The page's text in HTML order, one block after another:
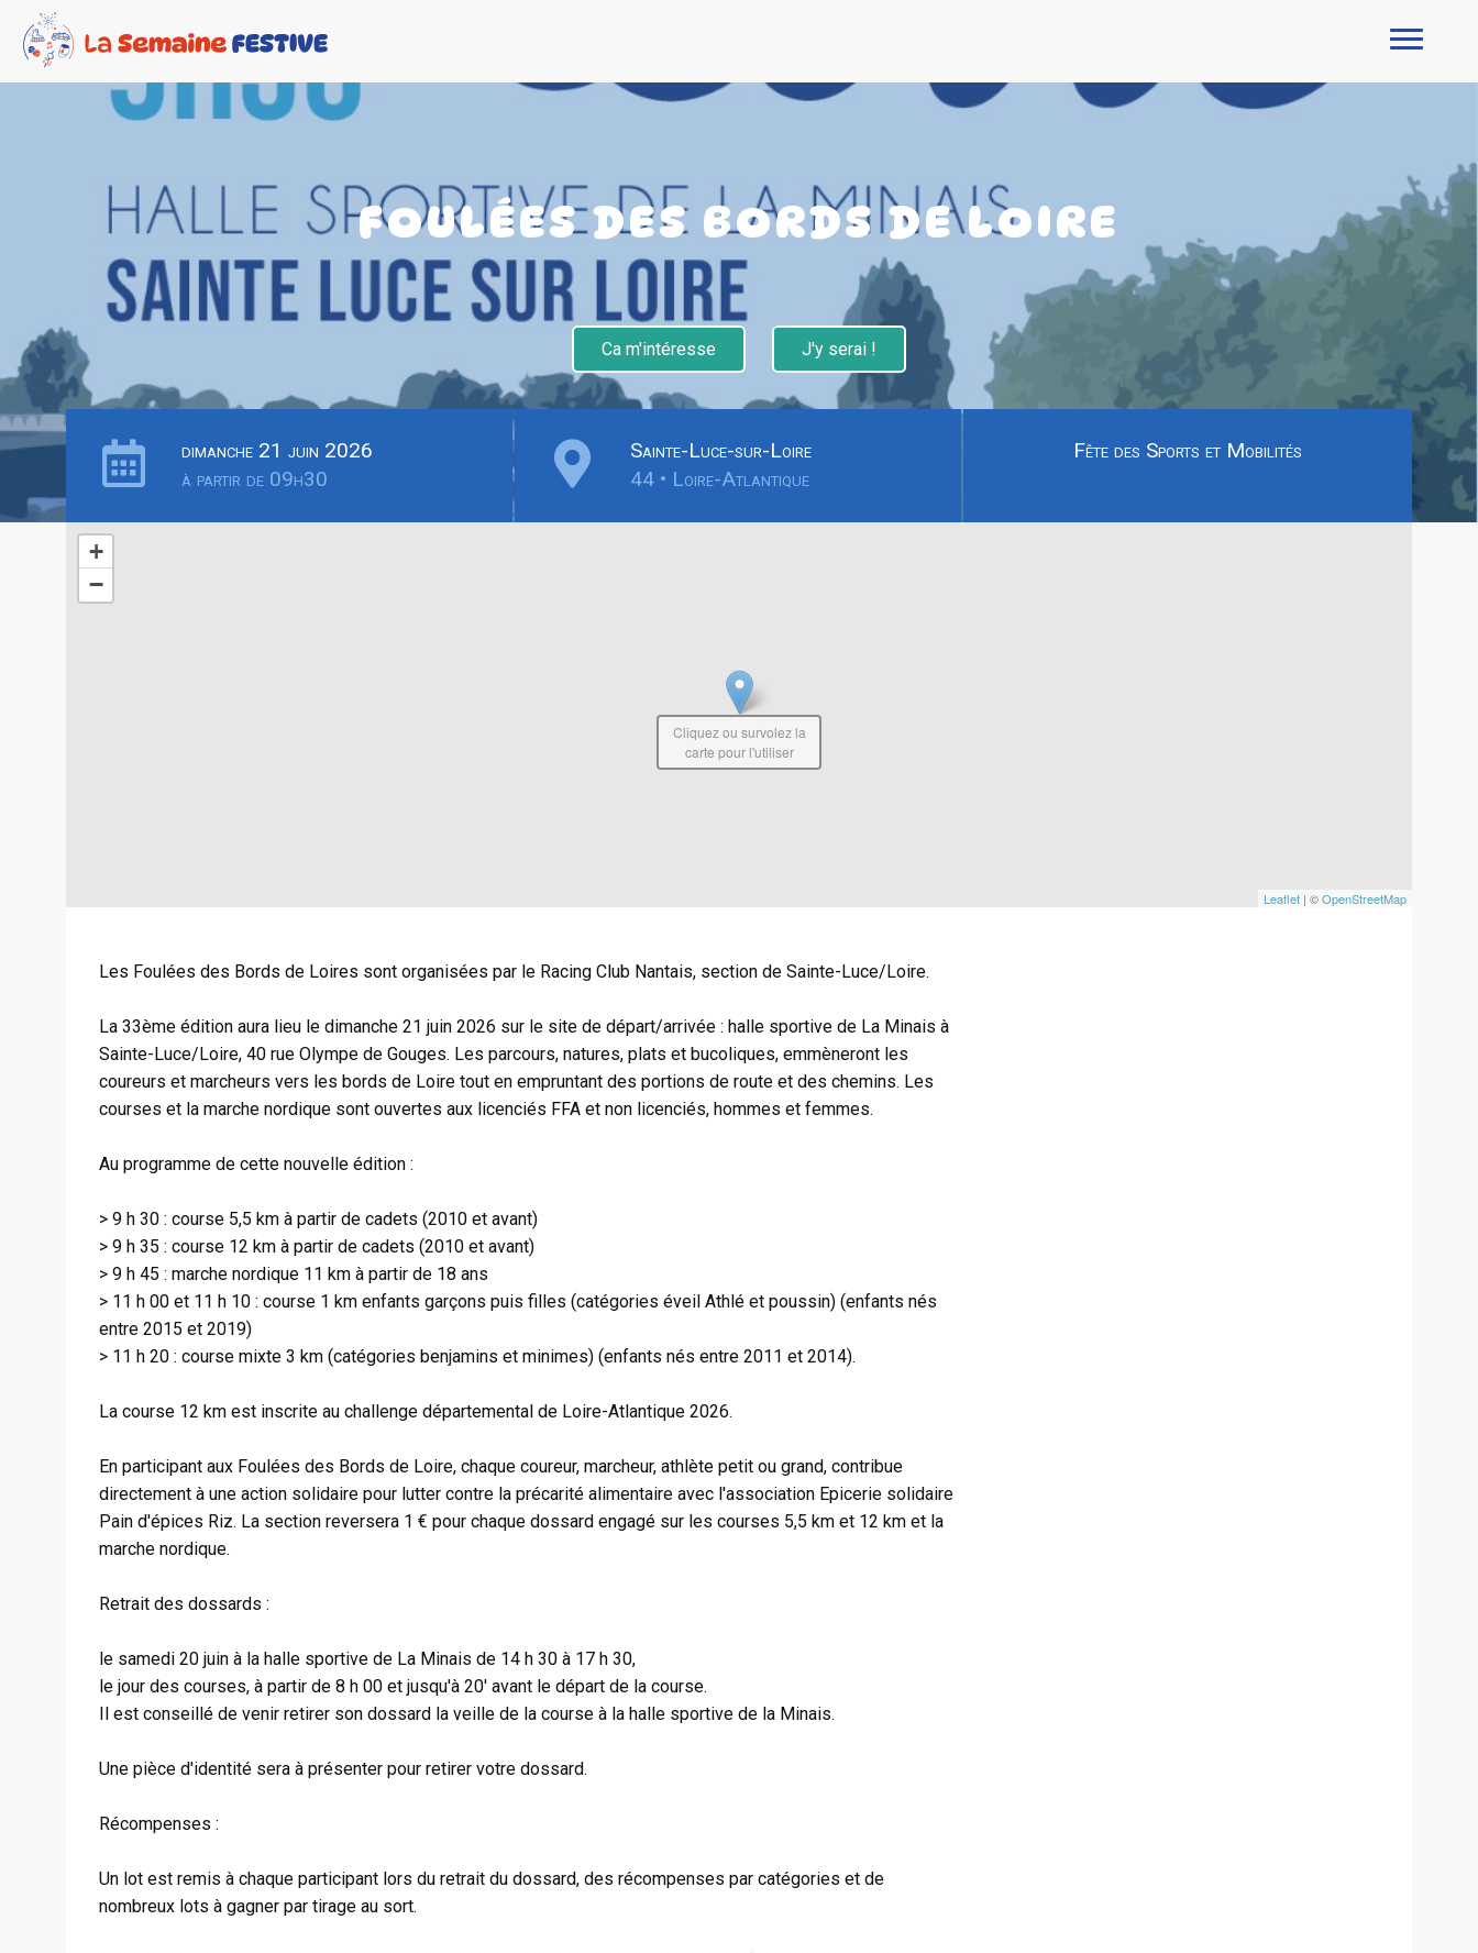
FOULÉES DES BORDS DE LOIRE
Ca m'intéresse J'y serai !
dimanche 21 juin 2026
à partir de 09h30
Sainte-Luce-sur-Loire
44 • Loire-Atlantique
Fête des Sports et Mobilités
+
−
Leaflet | ©OpenStreetMap
Cliquez ou survolez la
carte pour l'utiliser
Les Foulées des Bords de Loires sont organisées par le Racing Club Nantais, section de Sainte-Luce/Loire.
La 33ème édition aura lieu le dimanche 21 juin 2026 sur le site de départ/arrivée : halle sportive de La Minais à
Sainte-Luce/Loire, 40 rue Olympe de Gouges. Les parcours, natures, plats et bucoliques, emmèneront les
coureurs et marcheurs vers les bords de Loire tout en empruntant des portions de route et des chemins. Les
courses et la marche nordique sont ouvertes aux licenciés FFA et non licenciés, hommes et femmes.
Au programme de cette nouvelle édition :
> 9 h 30 : course 5,5 km à partir de cadets (2010 et avant)
> 9 h 35 : course 12 km à partir de cadets (2010 et avant)
> 9 h 45 : marche nordique 11 km à partir de 18 ans
> 11 h 00 et 11 h 10 : course 1 km enfants garçons puis filles (catégories éveil Athlé et poussin) (enfants nés
entre 2015 et 2019)
> 11 h 20 : course mixte 3 km (catégories benjamins et minimes) (enfants nés entre 2011 et 2014).
La course 12 km est inscrite au challenge départemental de Loire-Atlantique 2026.
En participant aux Foulées des Bords de Loire, chaque coureur, marcheur, athlète petit ou grand, contribue
directement à une action solidaire pour lutter contre la précarité alimentaire avec l'association Epicerie solidaire
Pain d'épices Riz. La section reversera 1 € pour chaque dossard engagé sur les courses 5,5 km et 12 km et la
marche nordique.
Retrait des dossards :
le samedi 20 juin à la halle sportive de La Minais de 14 h 30 à 17 h 30,
le jour des courses, à partir de 8 h 00 et jusqu'à 20' avant le départ de la course.
Il est conseillé de venir retirer son dossard la veille de la course à la halle sportive de la Minais.
Une pièce d'identité sera à présenter pour retirer votre dossard.
Récompenses :
Un lot est remis à chaque participant lors du retrait du dossard, des récompenses par catégories et de
nombreux lots à gagner par tirage au sort.